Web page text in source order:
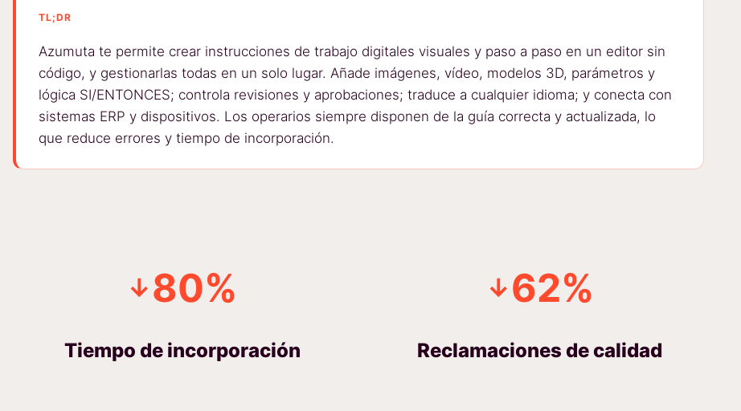
TL;DR
Azumuta te permite crear instrucciones de trabajo digitales visuales y paso a paso en un editor sin
código, y gestionarlas todas en un solo lugar. Añade imágenes, vídeo, modelos 3D, parámetros y
lógica SI/ENTONCES; controla revisiones y aprobaciones; traduce a cualquier idioma; y conecta con
sistemas ERP y dispositivos. Los operarios siempre disponen de la guía correcta y actualizada, lo
que reduce errores y tiempo de incorporación.
↓80%
Tiempo de incorporación
↓62%
Reclamaciones de calidad